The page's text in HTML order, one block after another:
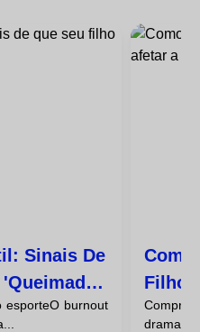
Sinais De
'queimado'
esporteO burnout
Como
Filho
Dele